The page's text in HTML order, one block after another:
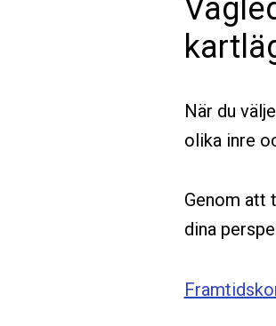
När du
olika inre
Genom att
dina